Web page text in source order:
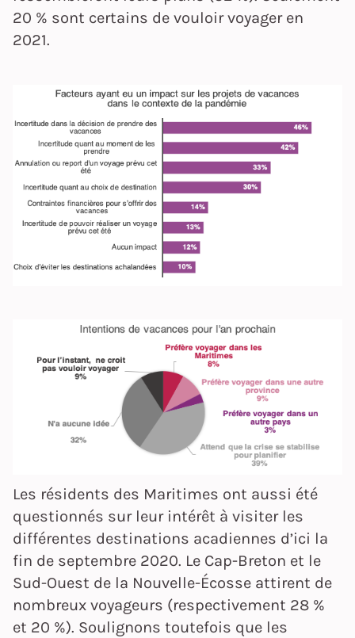
20 % sont certains de vouloir voyager en
2021.
Les résidents des Maritimes ont aussi été
questionnés sur leur intérêt à visiter les
différentes destinations acadiennes d’ici la
fin de septembre 2020. Le Cap-Breton et le
Sud-Ouest de la Nouvelle-Écosse attirent de
nombreux voyageurs (respectivement 28 %
et 20 %). Soulignons toutefois que les